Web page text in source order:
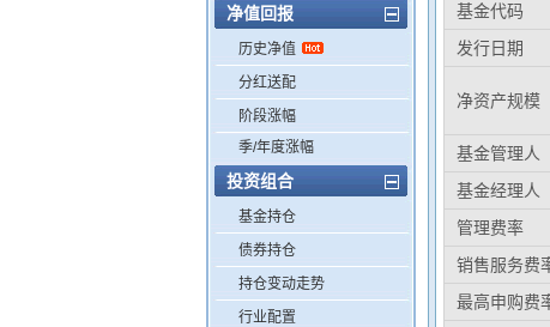
净值回报
历史净值
分红送配
阶段涨幅
季/年度涨幅
投资组合
基金持仓
债券持仓
持仓变动走势
行业配置
基金代码
发行日期
净资产规模
基金管理人
基金经理人
管理费率
销售服务费
最高申购费